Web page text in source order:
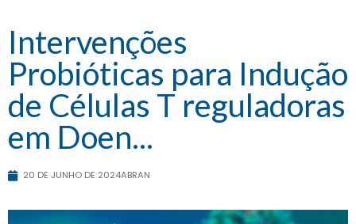
Intervenções
Probióticas para Indução
de Células T reguladoras
em Doen...
20 DE JUNHO DE 2024ABRAN